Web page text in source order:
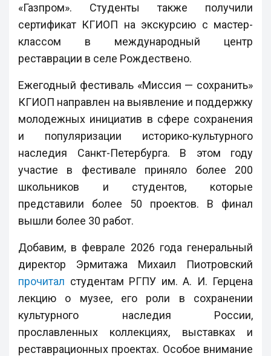
«Газпром». Студенты также получили
сертификат КГИОП на экскурсию с мастер-
классом в международный центр
реставрации в селе Рождествено.
Ежегодный фестиваль «Миссия — сохранить»
КГИОП направлен на выявление и поддержку
молодежных инициатив в сфере сохранения
и популяризации историко-культурного
наследия Санкт-Петербурга. В этом году
участие в фестивале приняло более 200
школьников и студентов, которые
представили более 50 проектов. В финал
вышли более 30 работ.
Добавим, в феврале 2026 года генеральный
директор Эрмитажа Михаил Пиотровский
прочитал студентам РГПУ им. А. И. Герцена
лекцию о музее, его роли в сохранении
культурного наследия России,
прославленных коллекциях, выставках и
реставрационных проектах. Особое внимание